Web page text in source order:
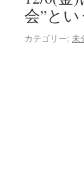
会”と
カテゴリー: 未